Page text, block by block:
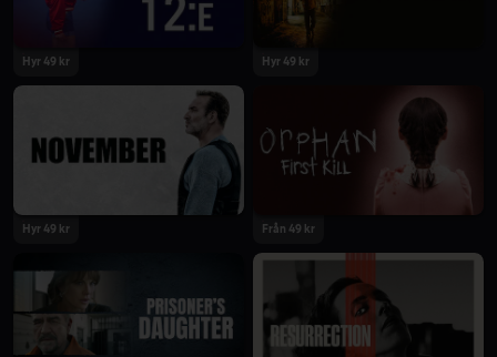
2022
Hyr 49 kr
2022
Hyr 49 kr
Hyr 49 kr
2022
Från 49 kr